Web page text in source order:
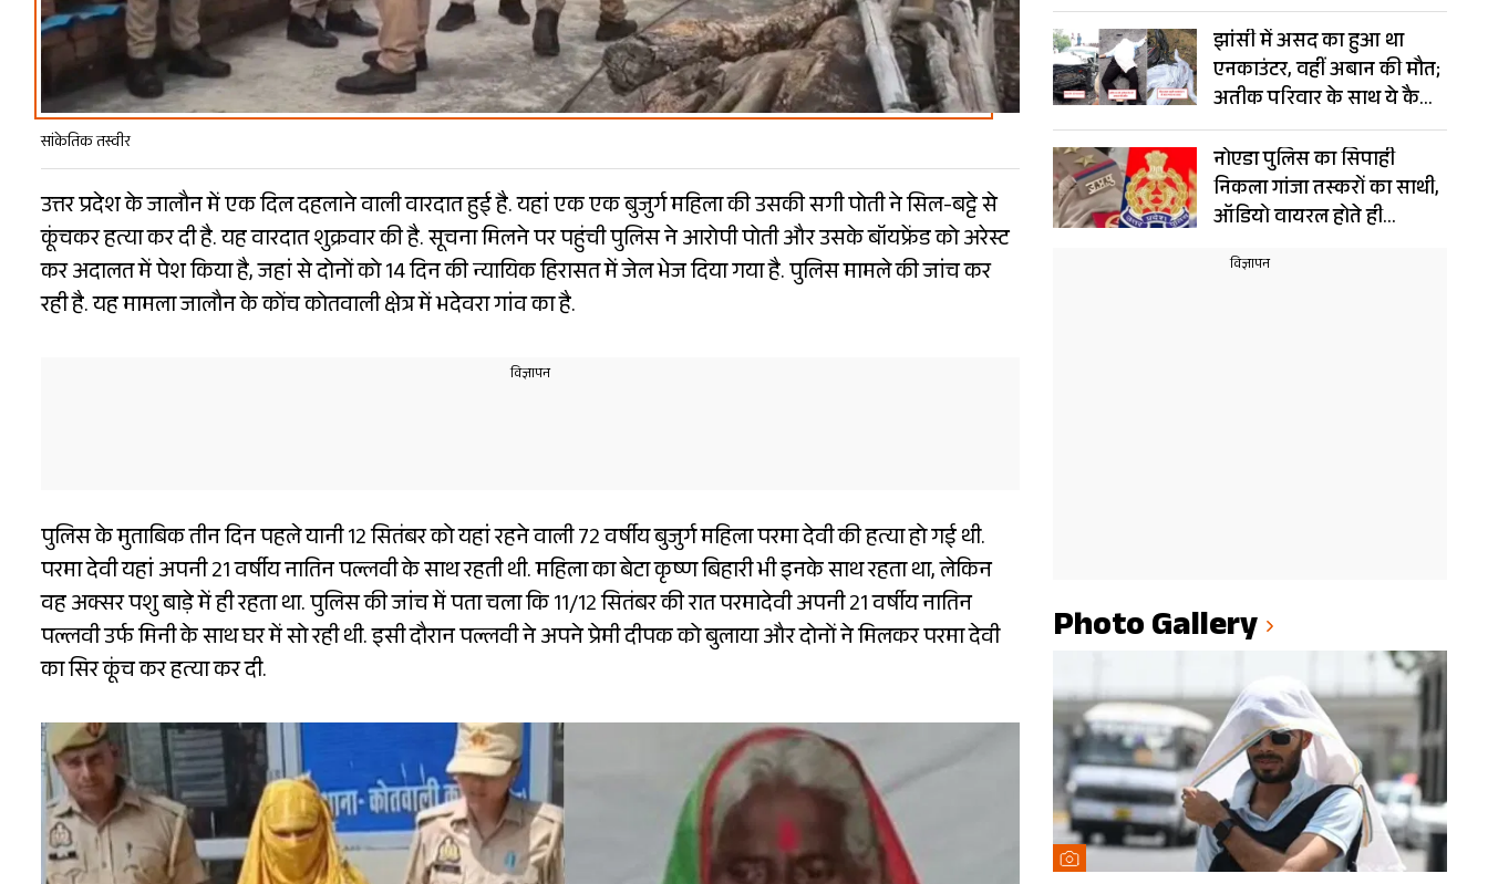
सांकेतिक तस्वीर
उत्तर प्रदेश के जालौन में एक दिल दहलाने वाली वारदात हुई है. यहां एक एक बुजुर्ग महिला की उसकी सगी पोती ने सिल-बट्टे से
कूंचकर हत्या कर दी है. यह वारदात शुक्रवार की है. सूचना मिलने पर पहुंची पुलिस ने आरोपी पोती और उसके बॉयफ्रेंड को अरेस्ट
कर अदालत में पेश किया है, जहां से दोनों को 14 दिन की न्यायिक हिरासत में जेल भेज दिया गया है. पुलिस मामले की जांच कर
रही है. यह मामला जालौन के कोंच कोतवाली क्षेत्र में भदेवरा गांव का है.
पुलिस के मुताबिक तीन दिन पहले यानी 12 सितंबर को यहां रहने वाली 72 वर्षीय बुजुर्ग महिला परमा देवी की हत्या हो गई थी.
परमा देवी यहां अपनी 21 वर्षीय नातिन पल्लवी के साथ रहती थी. महिला का बेटा कृष्ण बिहारी भी इनके साथ रहता था, लेकिन
वह अक्सर पशु बाड़े में ही रहता था. पुलिस की जांच में पता चला कि 11/12 सितंबर की रात परमादेवी अपनी 21 वर्षीय नातिन
पल्लवी उर्फ मिनी के साथ घर में सो रही थी. इसी दौरान पल्लवी ने अपने प्रेमी दीपक को बुलाया और दोनों ने मिलकर परमा देवी
का सिर कूंच कर हत्या कर दी.
झांसी में असद का हुआ था
एनकाउंटर, वहीं अबान की मौत;
अतीक परिवार के साथ ये कैसा
संयोग!
नोएडा पुलिस का सिपाही
निकला गांजा तस्करों का साथी,
ऑडियो वायरल होते ही
गिरफ्तार, नौकरी भी गई
Photo Gallery